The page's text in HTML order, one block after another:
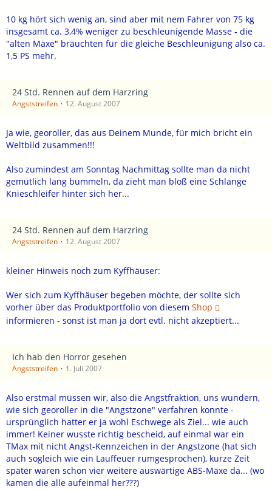
10 kg hört sich wenig an, sind aber mit nem Fahrer von 75 kg
insgesamt ca. 3,4% weniger zu beschleunigende Masse - die
"alten Mäxe" bräuchten für die gleiche Beschleunigung also ca.
1,5 PS mehr.
24 Std. Rennen auf dem Harzring
Angststreifen 12. August 2007
Ja wie, georoller, das aus Deinem Munde, für mich bricht ein
Weltbild zusammen!!!
Also zumindest am Sonntag Nachmittag sollte man da nicht
gemütlich lang bummeln, da zieht man bloß eine Schlange
Knieschleifer hinter sich her...
24 Std. Rennen auf dem Harzring
Angststreifen 12. August 2007
kleiner Hinweis noch zum Kyffhäuser:
Wer sich zum Kyffhäuser begeben möchte, der sollte sich
vorher über das Produktportfolio von diesem Shop
informieren - sonst ist man ja dort evtl. nicht akzeptiert...
Ich hab den Horror gesehen
Angststreifen 1. Juli 2007
Also erstmal müssen wir, also die Angstfraktion, uns wundern,
wie sich georoller in die "Angstzone" verfahren konnte -
ursprünglich hatter er ja wohl Eschwege als Ziel... wie auch
immer! Keiner wusste richtig bescheid, auf einmal war ein
TMax mit nicht Angst-Kennzeichen in der Angstzone (hat sich
auch sogleich wie ein Lauffeuer rumgesprochen), kurze Zeit
später waren schon vier weitere auswärtige ABS-Mäxe da... (wo
kamen die alle aufeinmal her???)